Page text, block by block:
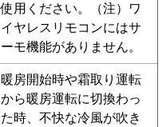
使用ください。（注）ワ
イヤレスリモコンにはサ
ーモ機能がありません。
暖房開始時や霜取り運転
から暖房運転に切換わっ
た時、不快な冷風が吹き